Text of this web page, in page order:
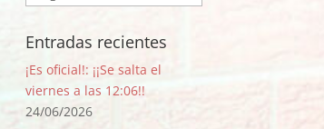
Entradas recientes
¡Es oficial!: ¡¡Se salta el
viernes a las 12:06!!
24/06/2026